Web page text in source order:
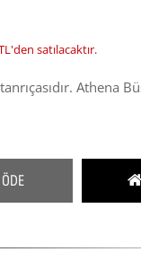
satılacaktır.
Athena